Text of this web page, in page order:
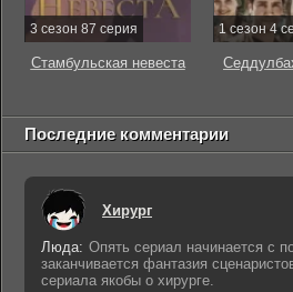
3 сезон 87 серия
Стамбульская невеста
1 сезон 4
Последние комментарии
Хирург
Люда: Опять сериал начинается с
заканчивается фантазия
сериала якобы о хирурге.